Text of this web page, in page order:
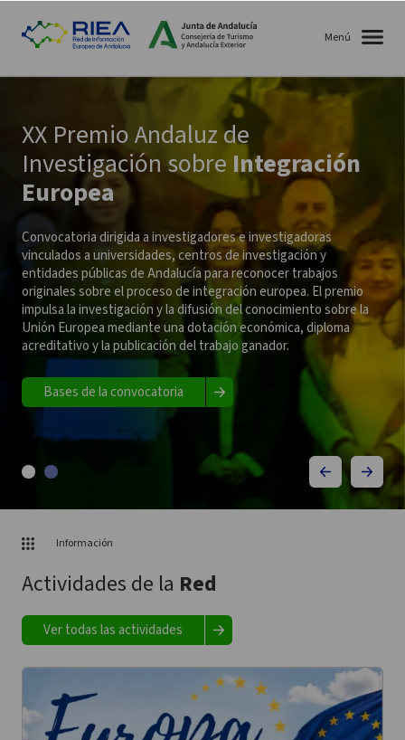
Menú
XX Premio Andaluz de
Investigación sobre Integración
Europea
Convocatoria dirigida a investigadores e investigadoras
vinculados a universidades, centros de investigación y
entidades públicas de Andalucía para reconocer trabajos
originales sobre el proceso de integración europea. El premio
impulsa la investigación y la difusión del conocimiento sobre la
Unión Europea mediante una dotación económica, diploma
acreditativo y la publicación del trabajo ganador.
Bases de la convocatoria
Información
Actividades de la Red
Ver todas las actividades